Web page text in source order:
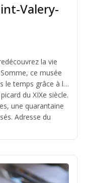
Valery-
la vie
ce musée
le temps grâce à la
du XIXe siècle.
une quarantaine
Adresse du